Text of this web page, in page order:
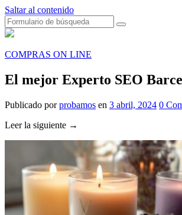
Saltar al contenido
Buscar
PROBAMOS
COMPRAS ON LINE
El mejor Experto SEO
Publicado porprobamos en 3 abril, 2024 0
Leer la siguiente →